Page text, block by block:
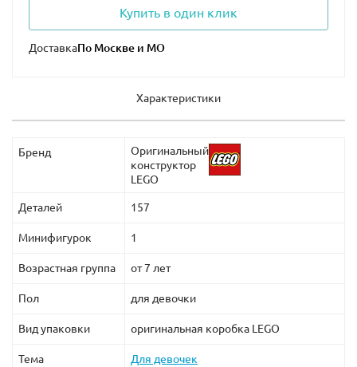
Купить в один клик
Доставка
Характеристики
Бренд
Оригинальный
конструктор
LEGO
Деталей 157
Минифигурок 1
Возрастная группа от 7 лет
Пол для девочки
Вид упаковки оригинальная коробка LEGO
Тема Для девочек